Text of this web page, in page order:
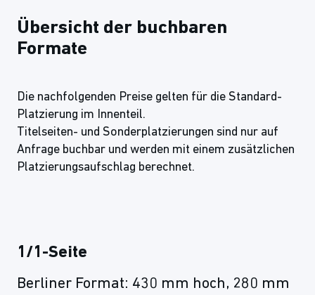
Übersicht der buchbaren
Formate
Die nachfolgenden Preise gelten für die Standard-
Platzierung im Innenteil.
Titelseiten- und Sonderplatzierungen sind nur auf
Anfrage buchbar und werden mit einem zusätzlichen
Platzierungsaufschlag berechnet.
1/1-Seite
Berliner Format: 430 mm hoch, 280 mm